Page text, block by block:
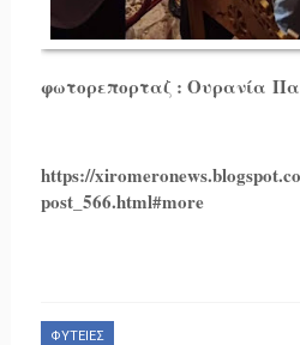
φωτορεπορταζ : Ουρανία
https://
post_566.html#more
ΦΥΤΕΙΕΣ